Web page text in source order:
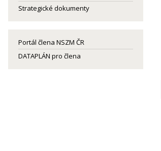
Strategické dokumenty
Portál člena NSZM ČR
DATAPLÁN pro člena